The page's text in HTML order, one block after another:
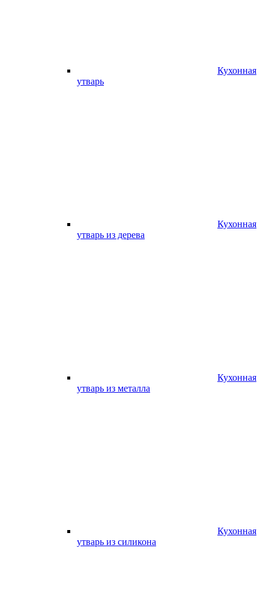
Кухонная
утварь
Кухонная
утварь из дерева
Кухонная
утварь из металла
Кухонная
утварь из силикона